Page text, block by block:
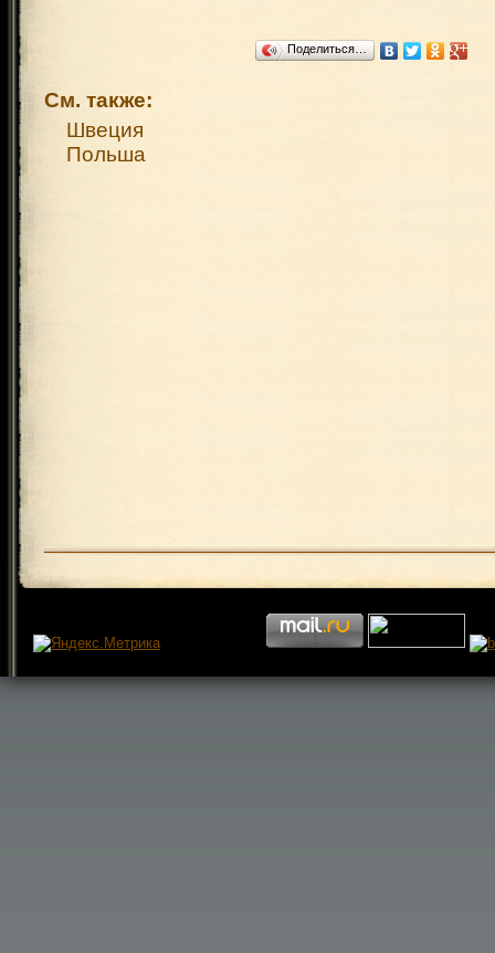
Поделиться…
См. также:
Швеция
Польша